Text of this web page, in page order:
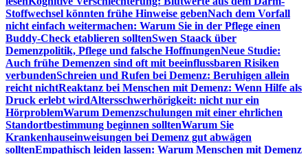
Stoffwechsel könnten frühe Hinweise gebenNach dem Vorfall
nicht einfach weitermachen: Warum Sie in der Pflege einen
Buddy-Check etablieren solltenSwen Staack über
Demenzpolitik, Pflege und falsche HoffnungenNeue Studie:
Auch frühe Demenzen sind oft mit beeinflussbaren Risiken
verbundenSchreien und Rufen bei Demenz: Beruhigen allein
reicht nichtReaktanz bei Menschen mit Demenz: Wenn Hilfe als
Druck erlebt wirdAltersschwerhörigkeit: nicht nur ein
HörproblemWarum Demenzschulungen mit einer ehrlichen
Standortbestimmung beginnen solltenWarum Sie
Krankenhauseinweisungen bei Demenz gut abwägen
solltenEmpathisch leiden lassen: Warum Menschen mit Demenz